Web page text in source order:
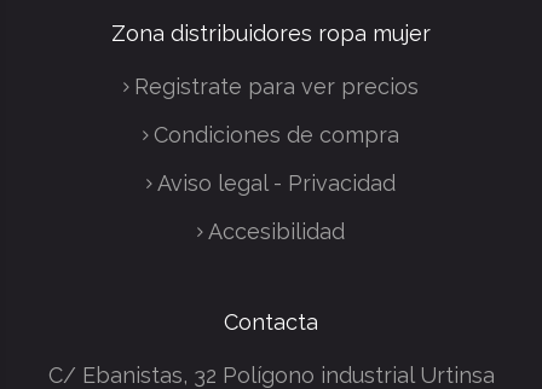
Zona distribuidores ropa mujer
Registrate para ver precios
Condiciones de compra
Aviso legal - Privacidad
Accesibilidad
Contacta
C/ Ebanistas, 32 Polígono industrial Urtinsa